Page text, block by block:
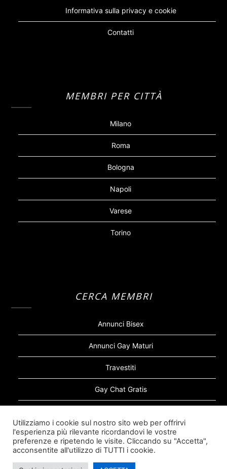
Informativa sulla privacy e cookie
Contatti
MEMBRI PER CITTÀ
Milano
Roma
Bologna
Napoli
Varese
Torino
CERCA MEMBRI
Annunci Bisex
Annunci Gay Maturi
Travestiti
Gay Chat Gratis
Sugar Daddy Gay
Utilizziamo i cookie sul nostro sito web per offrirvi
l'esperienza più rilevante ricordandovi le vostre
preferenze e ripetendo le visite. Cliccando su "Accetta",
acconsentite all'utilizzo di TUTTI i cookie.